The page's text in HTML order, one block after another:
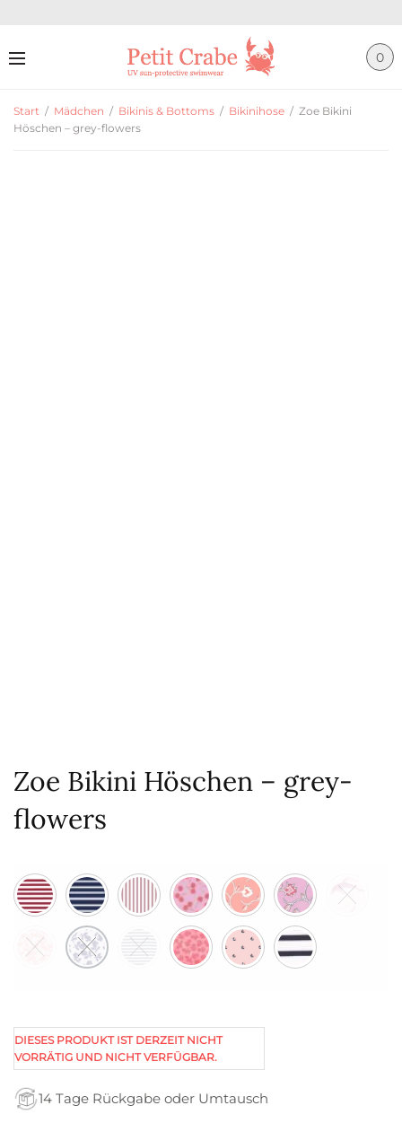
0
Start / Mädchen / Bikinis & Bottoms / Bikinihose / Zoe Bikini
Höschen – grey-flowers
Zoe Bikini Höschen – grey-
flowers
DIESES PRODUKT IST DERZEIT NICHT
VORRÄTIG UND NICHT VERFÜGBAR.
14 Tage Rückgabe oder Umtausch